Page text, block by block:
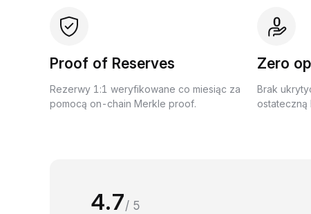
Proof of Reserves
Rezerwy 1:1 weryfikowane co miesiąc za
pomocą on-chain Merkle proof.
Zero
Brak
ostateczną
4.7/ 5